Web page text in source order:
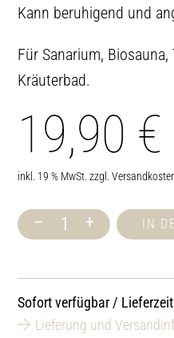
Kann beruhigend und
Für Sanarium,
Kräuterbad.
19,90 €
inkl. 19 % MwSt. zzgl.
Ätherisches
Menge
– + IN
Sofort verfügbar /
Lieferung und